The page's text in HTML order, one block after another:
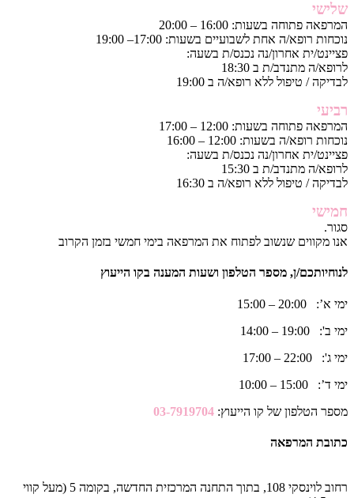
שלישי
המרפאה פתוחה בשעות: 16:00 – 20:00
נוכחות רופא/ה אחת לשבועיים בשעות: 17:00– 19:00
פציינט/ית אחרון/נה נכנס/ת בשעה:
לרופא/ה מתנדב/ת ב 18:30
לבדיקה / טיפול ללא רופא/ה ב 19:00
רביעי
המרפאה פתוחה בשעות: 12:00 – 17:00
נוכחות רופא/ה בשעות: 12:00 – 16:00
פציינט/ית אחרון/נה נכנס/ת בשעה:
לרופא/ה מתנדב/ת ב 15:30
לבדיקה / טיפול ללא רופא/ה ב 16:30
חמישי
סגור.
אנו מקווים שנשוב לפתוח את המרפאה בימי חמשי בזמן הקרוב
לנוחיותכם/ן, מספר הטלפון ושעות המענה בקו הייעוץ
ימי א’: 20:00 – 15:00
ימי ב': 19:00 – 14:00
ימי ג': 22:00 – 17:00
ימי ד’: 15:00 – 10:00
מספר הטלפון של קו הייעוץ: 03-7919704
כתובת המרפאה
רחוב לוינסקי 108, בתוך התחנה המרכזית החדשה, בקומה 5 (מעל קווי